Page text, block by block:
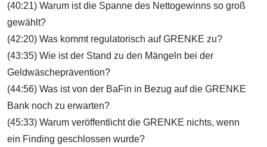
(40:21) Warum ist die Spanne des Nettogewinns so groß
gewählt?
(42:20) Was kommt regulatorisch auf GRENKE zu?
(43:35) Wie ist der Stand zu den Mängeln bei der
Geldwäscheprävention?
(44:56) Was ist von der BaFin in Bezug auf die GRENKE
Bank noch zu erwarten?
(45:33) Warum veröffentlicht die GRENKE nichts, wenn
ein Finding geschlossen wurde?